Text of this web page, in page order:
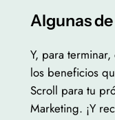
Algunas
Y, para
los beneficios
Scroll para tu
Marketing. ¡Y